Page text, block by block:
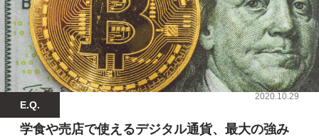
E.Q.
2020.10.29
学食や売店で使えるデジタル通貨、最大の強み